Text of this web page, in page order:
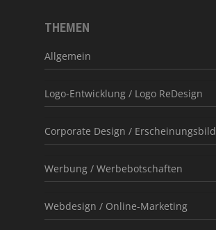
THEMEN
Allgemein
Logo-Entwicklung / Logo ReDesign
Corporate Design / Erscheinungsbild
Werbung / Werbebotschaften
Webdesign / Online-Marketing